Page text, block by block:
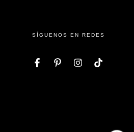
SÍGUENOS EN REDES
FacebookPinterestInstagram
TikTok